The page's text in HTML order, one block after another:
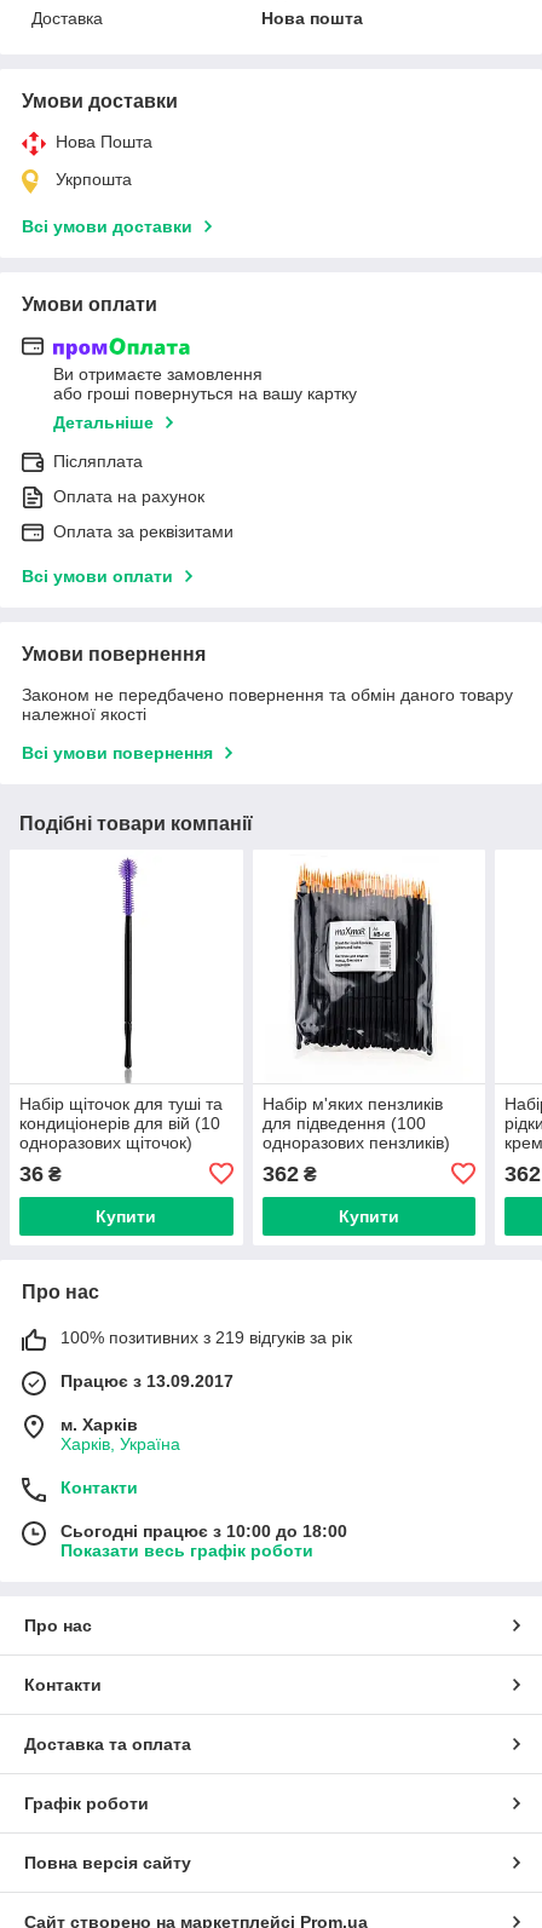
Доставка
Нова пошта
Умови доставки
Нова Пошта
Укрпошта
Всі умови доставки
Умови оплати
Ви отримаєте замовлення
або гроші повернуться на вашу картку
Детальніше
Післяплата
Оплата на рахунок
Оплата за реквізитами
Всі умови оплати
Умови повернення
Законом не передбачено повернення та обмін даного товару
належної якості
Всі умови повернення
Подібні товари компанії
Набір щіточок для туші та
кондиціонерів для вій (10
одноразових щіточок)
36 ₴
Купити
Набір м'яких пензликів
для підведення (100
одноразових пензликів)
362₴
Купити
MB-
362
Про нас
100% позитивних з 219 відгуків за рік
Працює з 13.09.2017
м. Харків
Харків, Україна
Контакти
Сьогодні працює з 10:00 до 18:00
Показати весь графік роботи
Про нас
Контакти
Доставка та оплата
Графік роботи
Повна версія сайту
Сайт створено на маркетплейсі Prom.ua